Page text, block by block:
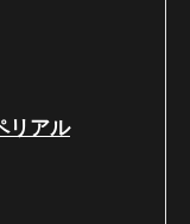
リアル